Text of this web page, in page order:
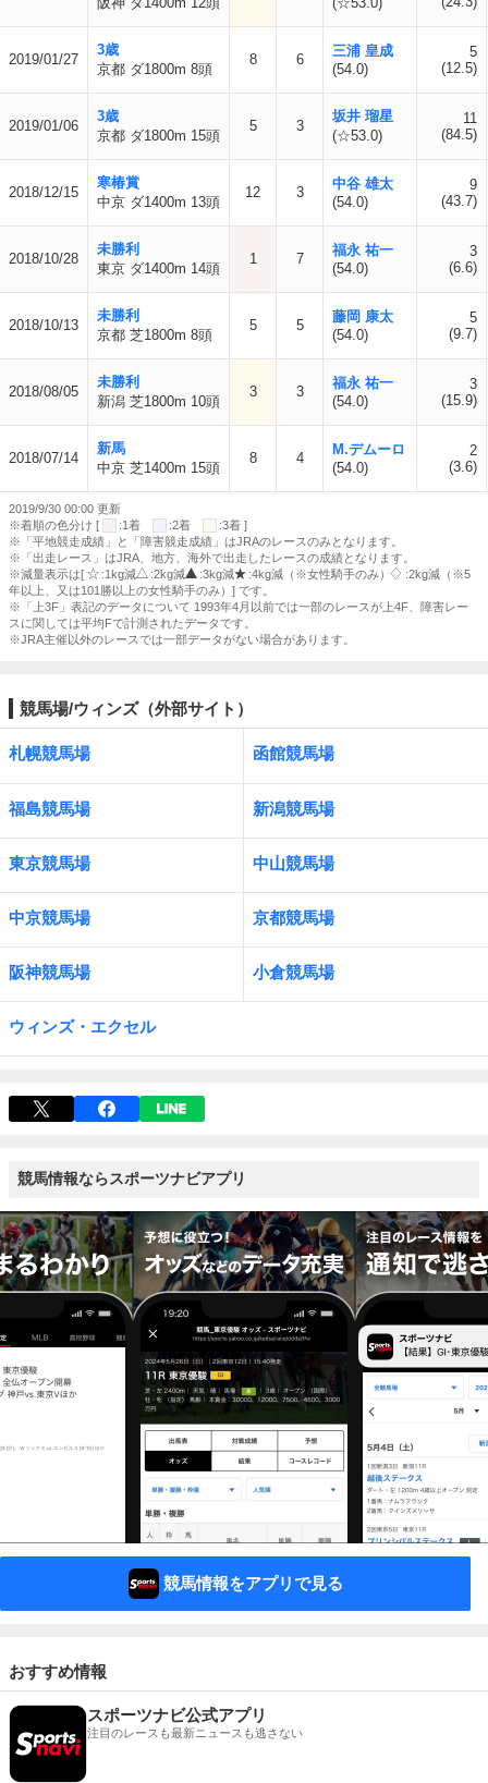
2019/01/27
3歳
京都 ダ1800m 8頭
8 6
三浦 皇成
(54.0)
5
(12.5)
2019/01/06
3歳
京都 ダ1800m 15頭
5 3
坂井 瑠星
(☆53.0)
11
(84.5)
2018/12/15
寒椿賞
中京 ダ1400m 13頭
12 3
中谷 雄太
(54.0)
9
(43.7)
2018/10/28
未勝利
東京 ダ1400m 14頭
1 7
福永 祐一
(54.0)
3
(6.6)
2018/10/13
未勝利
京都 芝1800m 8頭
5 5
藤岡 康太
(54.0)
5
(9.7)
2018/08/05
未勝利
新潟 芝1800m 10頭
3 3
福永 祐一
(54.0)
3
(15.9)
2018/07/14
新馬
中京 芝1400m 15頭
8 4
M.デムーロ
(54.0)
2
(3.6)
2019/9/30 00:00 更新
※着順の色分け [
:1着 :2着
:3着 ]
※「平地競走成績」と「障害競走成績」はJRAのレースのみとなります。
※「出走レース」はJRA、地方、海外で出走したレースの成績となります。
※減量表示は[
:1kg減 :2kg減 :3kg減 :4kg減（※女性騎手のみ）
:2kg減（※5
年以上、又は101勝以上の女性騎手のみ）] です。
※「上3F」表記のデータについて 1993年4月以前では一部のレースが上4F、障害レー
スに関しては平均Fで計測されたデータです。
※JRA主催以外のレースでは一部データがない場合があります。
競馬場/ウィンズ（外部サイト）
札幌競馬場 函館競馬場
福島競馬場 新潟競馬場
東京競馬場 中山競馬場
中京競馬場 京都競馬場
阪神競馬場 小倉競馬場
ウィンズ・エクセル
競馬情報ならスポーツナビアプリ
競馬情報をアプリで見る
おすすめ情報
スポーツナビ公式アプリ
注目のレースも最新ニュースも逃さない